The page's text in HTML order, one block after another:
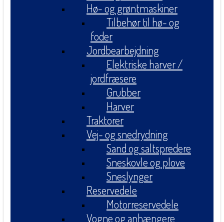
Hø- og grøntmaskiner
Tilbehør til hø- og
foder
Jordbearbejdning
Elektriske harver /
jordfræsere
Grubber
Harver
Traktorer
Vej- og snedrydning
Sand og saltspredere
Sneskovle og plove
Sneslynger
Reservedele
Motorreservedele
Vogne og anhængere